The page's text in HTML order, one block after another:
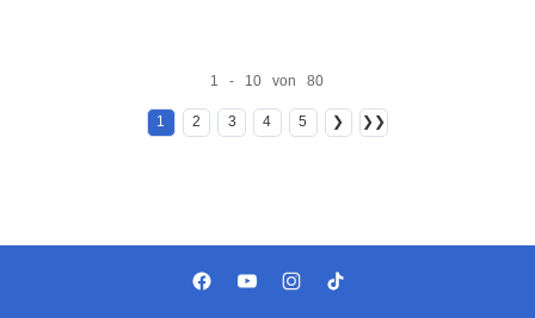
1 - 10 von 80
1 2 3 4 5 ❯ ❯❯